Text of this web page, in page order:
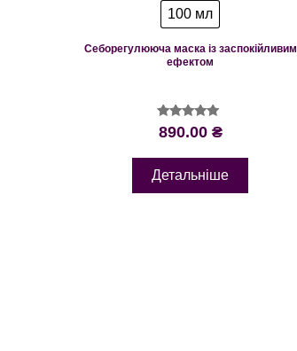
100 мл
Себорегулююча маска із заспокійливим
ефектом
Оцінено в
5.00
890.00 ₴
Детальніше